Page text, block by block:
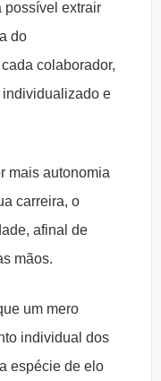
possível extrair
do
colaborador,
e
mais autonomia
carreira, o
afinal de
mãos.
um mero
individual dos
espécie de elo